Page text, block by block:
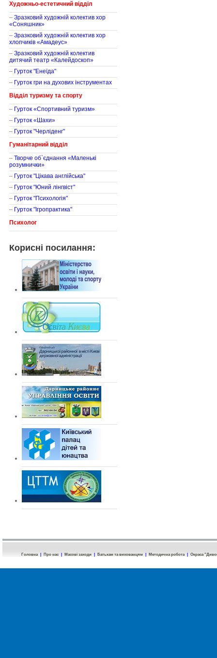
Художньо-естетичний відділ
– Зразковий художній колектив хор
«Соняшник»
– Зразковий художній колектив хор
хлопчиків «Амадеус»
– Зразковий художній колектив
дитячий театр «Калейдоскоп»
– Гурток "Енеїда"
– Гурток гри на духових інструментах
Відділ туризму та спорту
– Гурток «Спортивний туризм»
– Гурток «Шахи»
– Гурток "Черліденг"
Гуманітарний відділ
– Творче об`єднання «Маленькі
розумнички»
– Гурток "Цікава англійська"
– Гурток "Юний лінгвіст"
– Гурток "Психологія"
– Гурток "Ігропрактика"
Психолог
Корисні посилання:
Головна Про нас Масові заходи Батькам та вихованцям Методична робота Окраса